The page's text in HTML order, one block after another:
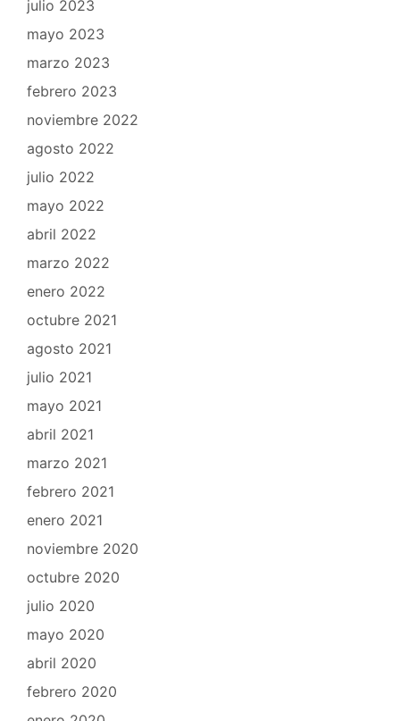
julio 2023
mayo 2023
marzo 2023
febrero 2023
noviembre 2022
agosto 2022
julio 2022
mayo 2022
abril 2022
marzo 2022
enero 2022
octubre 2021
agosto 2021
julio 2021
mayo 2021
abril 2021
marzo 2021
febrero 2021
enero 2021
noviembre 2020
octubre 2020
julio 2020
mayo 2020
abril 2020
febrero 2020